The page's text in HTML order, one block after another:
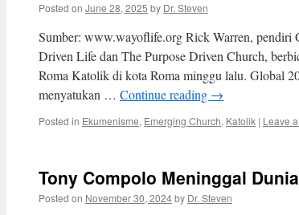
Posted on June 28, 2025 by Dr. Steven
Sumber: www.wayoflife.org Rick Warren, pendiri
Driven Life dan The Purpose Driven Church,
Roma Katolik di kota Roma minggu lalu. Global
menyatukan … Continue reading →
Posted in Ekumenisme, Emerging Church, Katolik | Leave
Tony Compolo Meninggal Dunia
Posted on November 30, 2024by Dr. Steven